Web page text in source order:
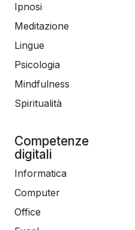
Ipnosi
Meditazione
Lingue
Psicologia
Mindfulness
Spiritualità
Competenze
digitali
Informatica
Computer
Office